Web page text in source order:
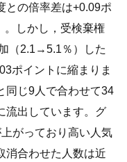
との倍率差は+0.09ポ
しかし，受検棄権
（2.1→5.1％）した
ポイントに縮まりま
同じ9人で合わせて34
流出しています。グ
がっており高い人気
消合わせた人数は近